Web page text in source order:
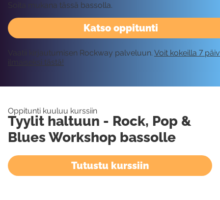
Katso oppitunti
Soita mukana tässä bassolla.
Vaatii kirjautumisen Rockway palveluun. Voit kokeilla 7
ilmaiseksi tästä!
Oppitunti kuuluu kurssiin
Tyylit haltuun - Rock, Pop &
Blues Workshop bassolle
Tutustu kurssiin